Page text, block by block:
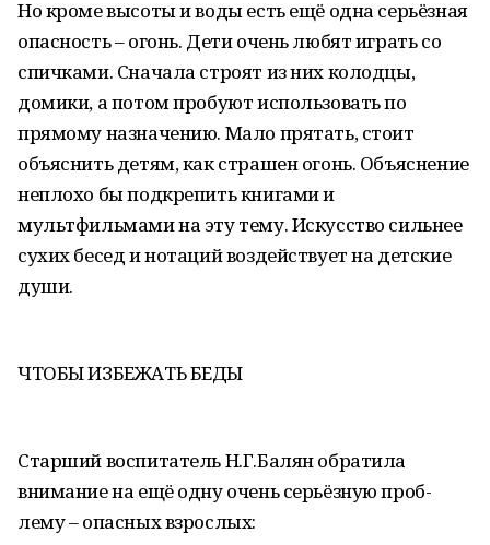
Но кроме высоты и воды есть ещё одна серьёзная
опасность – огонь. Дети очень любят играть со
спичками. Сначала строят из них колодцы,
домики, а потом пробуют использовать по
прямому назначению. Мало прятать, стоит
объяснить детям, как страшен огонь. Объяснение
неплохо бы подкрепить книгами и
мультфильмами на эту тему. Искусство сильнее
сухих бесед и нотаций воздействует на детские
души.
ЧТОБЫ ИЗБЕЖАТЬ БЕДЫ
Старший воспитатель Н.Г.Балян обратила
внимание на ещё одну очень серьёзную проб­
лему – опасных взрослых: